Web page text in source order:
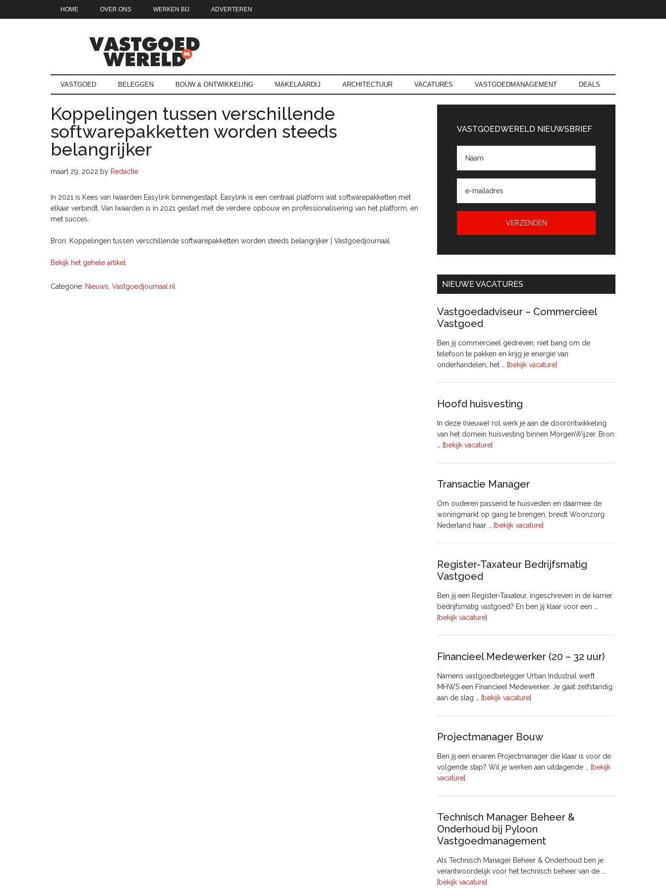
HOME OVER ONS WERKEN BIJ ADVERTEREN
Vastgoedwereld.nl
vastgoedwereld.nl
VASTGOED BELEGGEN BOUW & ONTWIKKELING MAKELAARDIJ ARCHITECTUUR VACATURES VASTGOEDMANAGEMENT DEALS
Koppelingen tussen verschillende
softwarepakketten worden steeds
belangrijker
maart 29, 2022 by Redactie
In 2021 is Kees van Iwaarden Easylink binnengestapt. Easylink is een centraal platform wat softwarepakketten met
elkaar verbindt. Van Iwaarden is in 2021 gestart met de verdere opbouw en professionalisering van het platform, en
met succes.
Bron: Koppelingen tussen verschillende softwarepakketten worden steeds belangrijker | Vastgoedjournaal
Bekijk het gehele artikel
Categorie: Nieuws Vastgoedjournaal.nl
Sidebar
VASTGOEDWERELD NIEUWSBRIEF
NIEUWE VACATURES
Vastgoedadviseur – Commercieel
Vastgoed
Ben jij commercieel gedreven, niet bang om de
telefoon te pakken en krijg je energie van
onderhandelen, het …
[bekijk vacature]
Hoofd huisvesting
In deze (nieuwe) rol werk je aan de doorontwikkeling
van het domein huisvesting binnen MorgenWijzer. Bron:
[bekijk vacature]
Transactie Manager
Om ouderen passend te huisvesten en daarmee de
woningmarkt op gang te brengen, breidt Woonzorg
Nederland haar …
[bekijk vacature]
Register-Taxateur Bedrijfsmatig
Vastgoed
Ben jij een Register-Taxateur, ingeschreven in de kamer
bedrijfsmatig vastgoed? En ben jij klaar voor een …
[bekijk vacature]
Financieel Medewerker (20 – 32 uur)
Namens vastgoedbelegger Urban Industrial werft
MHWS een Financieel Medewerker. Je gaat zelfstandig
aan de slag …
[bekijk vacature]
32
Projectmanager Bouw
Ben jij een ervaren Projectmanager die klaar is voor de
volgende stap? Wil je werken aan uitdagende …
[bekijk
vacature]
Technisch Manager Beheer &
Onderhoud bij Pyloon
Vastgoedmanagement
Als Technisch Manager Beheer & Onderhoud ben je
verantwoordelijk voor het technisch beheer van de …
[bekijk vacature]